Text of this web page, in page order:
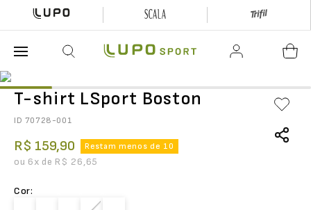
T-shirt LSport Boston
ID 70728-001
R$ 159,90 Restam menos de 10
ou 6x de R$ 26,65
Cor: